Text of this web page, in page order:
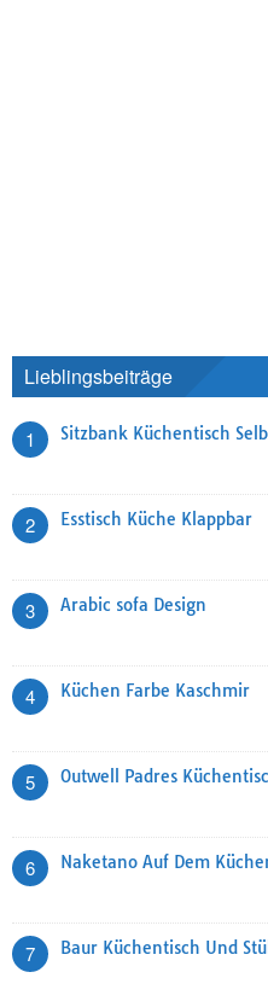
Lieblingsbeiträge
1 Sitzbank Küchentisch
2 Esstisch Küche Klappbar
3 Arabic sofa Design
4 Küchen Farbe Kaschmir
5 Outwell Padres
6 Naketano Auf Dem
7 Baur Küchentisch Und